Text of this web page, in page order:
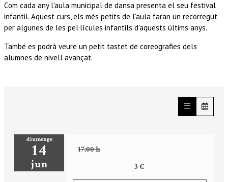
Com cada any l'aula municipal de dansa presenta el seu festival
infantil. Aquest curs, els més petits de l'aula faran un recorregut
per algunes de les pel·lícules infantils d'aquests últims anys.
També es podrà veure un petit tastet de coreografies dels
alumnes de nivell avançat.
diumenge
14
jun
17:00 h
3 €